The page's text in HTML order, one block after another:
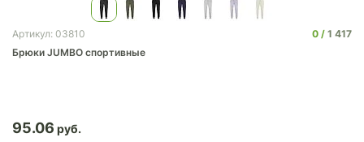
Артикул: 03810 0
1 417
Брюки JUMBO спортивные
95.06